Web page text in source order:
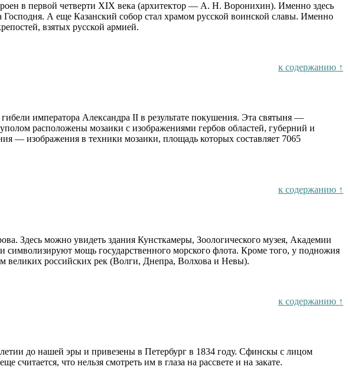
в первой четверти XIX века (архитектор — А. Н. Воронихин). Именно здесь
А еще Казанский собор стал храмом русской воинской славы. Именно
взятых русской армией.
к содержанию ↑
императора Александра II в результате покушения. Эта святыня —
расположены мозаики с изображениями гербов областей, губерний и
— изображения в техники мозаики, площадь которых составляет 7065
к содержанию ↑
Здесь можно увидеть здания Кунсткамеры, Зоологического музея, Академии
мощь государственного морского флота. Кроме того, у подножия
великих российских рек (Волги, Днепра, Волхова и Невы).
к содержанию ↑
до нашей эры и привезены в Петербург в 1834 году. Сфинскы с лицом
что нельзя смотреть им в глаза на рассвете и на закате.